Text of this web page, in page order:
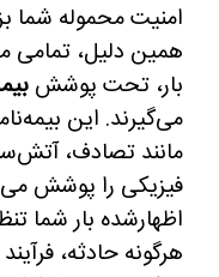
امنیت محموله شما
همین دلیل، تمامی
بار، تحت پوشش
می‌گیرند. این
مانند تصادف،
فیزیکی را پوشش
اظهارشده بار شما
هرگونه حادثه،